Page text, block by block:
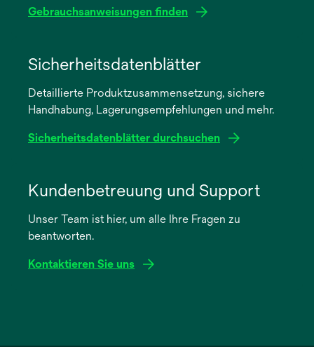
Gebrauchsanweisungen finden
neuen
Registerkarte
Sicherheitsdatenblätter
Detaillierte Produktzusammensetzung, sichere
Handhabung, Lagerungsempfehlungen und mehr.
Sicherheitsdatenblätter durchsuchen
neuen
Registerkarte
Kundenbetreuung und Support
Unser Team ist hier, um alle Ihre Fragen zu
beantworten.
Kontaktieren Sie uns